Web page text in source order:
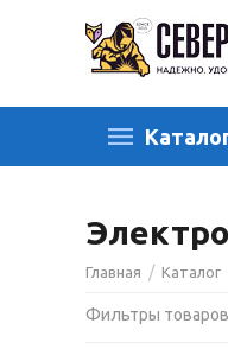
Главная / Каталог
Фильтры товаров